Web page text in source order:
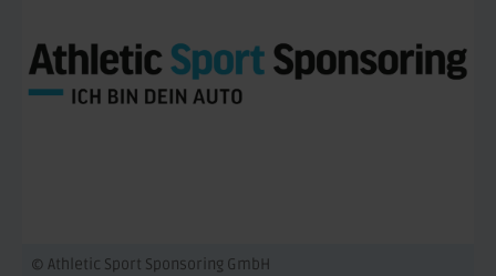
© Athletic Sport Sponsoring GmbH